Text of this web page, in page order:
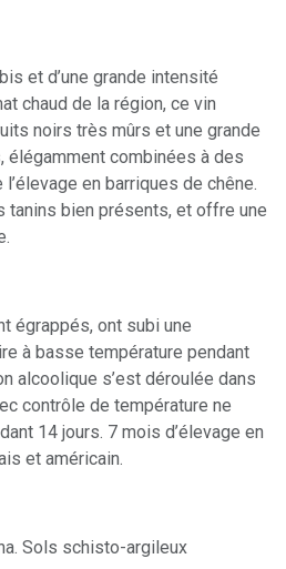
et d’une grande intensité
chaud de la région, ce vin
noirs très mûrs et une grande
élégamment combinées à des
en barriques de chêne.
tanins bien présents, et offre une
égrappés, ont subi une
à basse température pendant
alcoolique s’est déroulée dans
contrôle de température ne
14 jours. 7 mois d’élevage en
et américain.
Sols schisto-argileux